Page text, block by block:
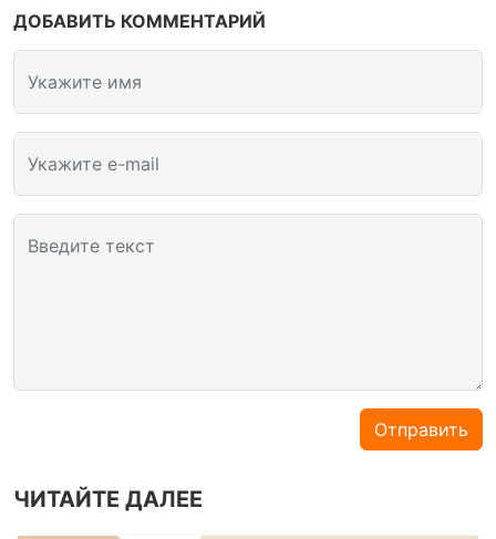
ДОБАВИТЬ КОММЕНТАРИЙ
Укажите имя
Укажите e-mail
Введите текст
Отправить
ЧИТАЙТЕ ДАЛЕЕ